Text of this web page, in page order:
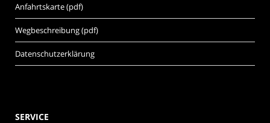
Anfahrtskarte (pdf)
Wegbeschreibung (pdf)
Datenschutzerklärung
SERVICE